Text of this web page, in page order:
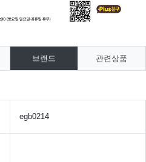
브랜드 관련상품
egb0214